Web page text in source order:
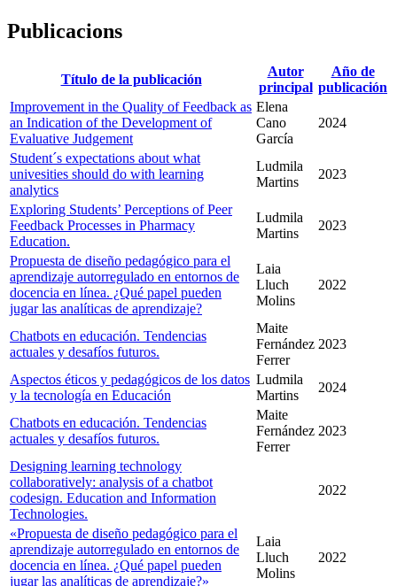
Publicacions
Título de la publicación
Autor
principal
Año de
publicación
Improvement in the Quality of Feedback as
an Indication of the Development of
Evaluative Judgement
Elena
Cano
García
2024
Student´s expectations about what
univesities should do with learning
analytics
Ludmila
Martins
2023
Exploring Students’ Perceptions of Peer
Feedback Processes in Pharmacy
Education.
Ludmila
Martins
2023
Propuesta de diseño pedagógico para el
aprendizaje autorregulado en entornos de
docencia en línea. ¿Qué papel pueden
jugar las analíticas de aprendizaje?
Laia
Lluch
Molins
2022
Chatbots en educación. Tendencias
actuales y desafíos futuros.
Maite
Fernández
Ferrer
2023
Aspectos éticos y pedagógicos de los datos
y la tecnología en Educación
Ludmila
Martins
2024
Chatbots en educación. Tendencias
actuales y desafíos futuros.
Maite
Fernández
Ferrer
2023
Designing learning technology
collaboratively: analysis of a chatbot
codesign. Education and Information
Technologies.
2022
«Propuesta de diseño pedagógico para el
aprendizaje autorregulado en entornos de
docencia en línea. ¿Qué papel pueden
jugar las analíticas de aprendizaje?»
Laia
Lluch
Molins
2022